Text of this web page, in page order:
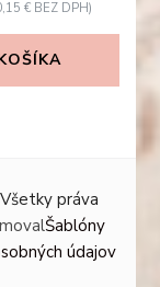
€BEZ DPH)
práva
Šablóny
údajov